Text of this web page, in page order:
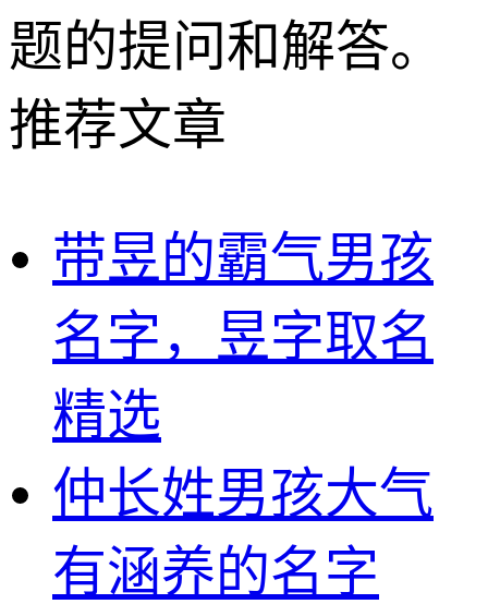
题的提问和解答。
推荐文章
带昱的霸气男孩
名字，昱字取名
精选
仲长姓男孩大气
有涵养的名字